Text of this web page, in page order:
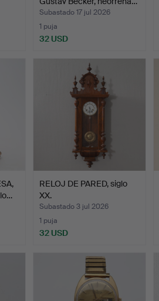
Subastado 17 jul 2026
1 puja
32 USD
RELOJ DE PARED, siglo
XX.
Subastado 3 jul 2026
1 puja
32 USD